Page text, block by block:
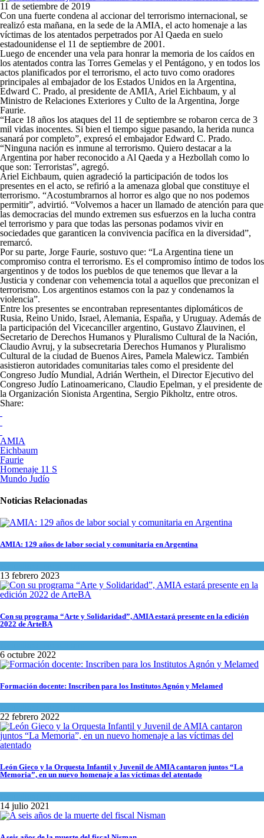
11 de setiembre de 2019
Con una fuerte condena al accionar del terrorismo internacional, se
realizó esta mañana, en la sede de la AMIA, el acto homenaje a las
víctimas de los atentados perpetrados por Al Qaeda en suelo
estadounidense el 11 de septiembre de 2001.
Luego de encender una vela para honrar la memoria de los caídos en
los atentados contra las Torres Gemelas y el Pentágono, y en todos los
actos planificados por el terrorismo, el acto tuvo como oradores
principales al embajador de los Estados Unidos en la Argentina,
Edward C. Prado, al presidente de AMIA, Ariel Eichbaum, y al
Ministro de Relaciones Exteriores y Culto de la Argentina, Jorge
Faurie.
“Hace 18 años los ataques del 11 de septiembre se robaron cerca de 3
mil vidas inocentes. Si bien el tiempo sigue pasando, la herida nunca
sanará por completo”, expresó el embajador Edward C. Prado.
“Ninguna nación es inmune al terrorismo. Quiero destacar a la
Argentina por haber reconocido a Al Qaeda y a Hezbollah como lo
que son: Terroristas”, agregó.
Ariel Eichbaum, quien agradeció la participación de todos los
presentes en el acto, se refirió a la amenaza global que constituye el
terrorismo. “Acostumbrarnos al horror es algo que no nos podemos
permitir”, advirtió. “Volvemos a hacer un llamado de atención para que
las democracias del mundo extremen sus esfuerzos en la lucha contra
el terrorismo y para que todas las personas podamos vivir en
sociedades que garanticen la convivencia pacífica en la diversidad”,
remarcó.
Por su parte, Jorge Faurie, sostuvo que: “La Argentina tiene un
compromiso contra el terrorismo. Es el compromiso íntimo de todos los
argentinos y de todos los pueblos de que tenemos que llevar a la
Justicia y condenar con vehemencia total a aquellos que preconizan el
terrorismo. Los argentinos estamos con la paz y condenamos la
violencia”.
Entre los presentes se encontraban representantes diplomáticos de
Rusia, Reino Unido, Israel, Alemania, España, y Uruguay. Además de
la participación del Vicecanciller argentino, Gustavo Zlauvinen, el
Secretario de Derechos Humanos y Pluralismo Cultural de la Nación,
Claudio Avruj, y la subsecretaria Derechos Humanos y Pluralismo
Cultural de la ciudad de Buenos Aires, Pamela Malewicz. También
asistieron autoridades comunitarias tales como el presidente del
Congreso Judío Mundial, Adrián Werthein, el Director Ejecutivo del
Congreso Judío Latinoamericano, Claudio Epelman, y el presidente de
la Organización Sionista Argentina, Sergio Pikholtz, entre otros.
Share:
AMIA
Eichbaum
Faurie
Homenaje 11 S
Mundo Judío
Noticias Relacionadas
AMIA: 129 años de labor social y comunitaria en Argentina
13 febrero 2023
Con su programa “Arte y Solidaridad”, AMIA estará presente en la edición
2022 de ArteBA
6 octubre 2022
Formación docente: Inscriben para los Institutos Agnón y Melamed
22 febrero 2022
León Gieco y la Orquesta Infantil y Juvenil de AMIA cantaron juntos “La
Memoria”, en un nuevo homenaje a las víctimas del atentado
14 julio 2021